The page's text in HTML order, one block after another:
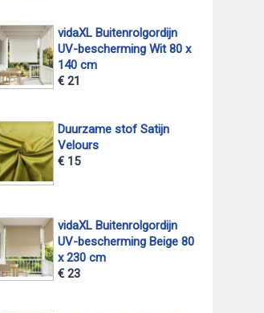
vidaXL Buitenrolgordijn
UV-bescherming Wit 80 x
140 cm
€ 21
Duurzame stof Satijn
Velours
€ 15
vidaXL Buitenrolgordijn
UV-bescherming Beige 80
x 230 cm
€ 23